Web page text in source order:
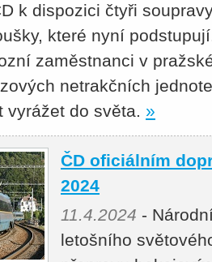
k dispozici čtyři
které nyní
zaměstnanci v
netrakčních
vyrážet do světa. »
ČD oficiálním
2024
11.4.2024 -
letošního